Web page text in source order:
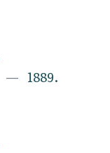
1889.